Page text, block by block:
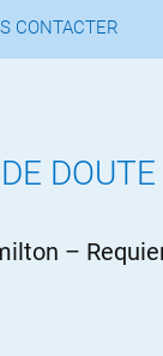
CONTACTER
DOUTE
–